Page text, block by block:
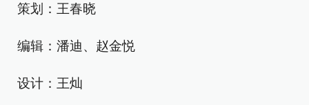
策划：王春晓
编辑：潘迪、赵金悦
设计：王灿